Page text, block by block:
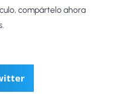
compártelo ahora